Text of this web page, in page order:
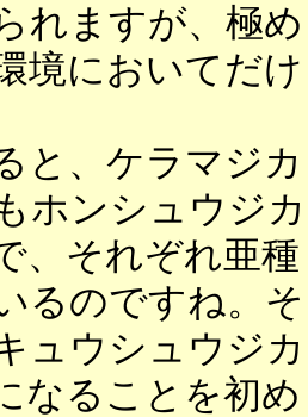
れますが、極め
境においてだけ
と、ケラマジカ
ホンシュウジカ
、それぞれ亜種
るのですね。そ
ュウシュウジカ
なることを初め